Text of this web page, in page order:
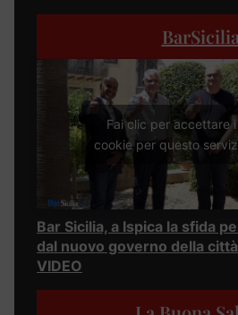
BarSicilia
Fai clic per accettare i
cookie per questo
Bar Sicilia, a Ispica la sfida
dal nuovo governo della città
VIDEO